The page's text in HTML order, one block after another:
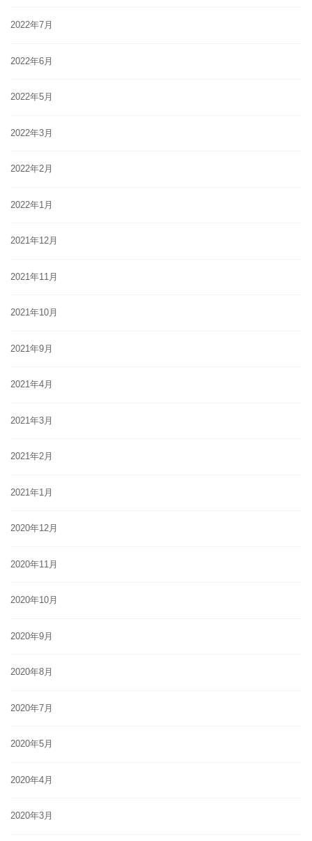
2022年7月
2022年6月
2022年5月
2022年3月
2022年2月
2022年1月
2021年12月
2021年11月
2021年10月
2021年9月
2021年4月
2021年3月
2021年2月
2021年1月
2020年12月
2020年11月
2020年10月
2020年9月
2020年8月
2020年7月
2020年5月
2020年4月
2020年3月